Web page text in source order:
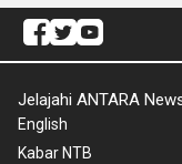
Jelajahi ANTARA
English
Kabar NTB